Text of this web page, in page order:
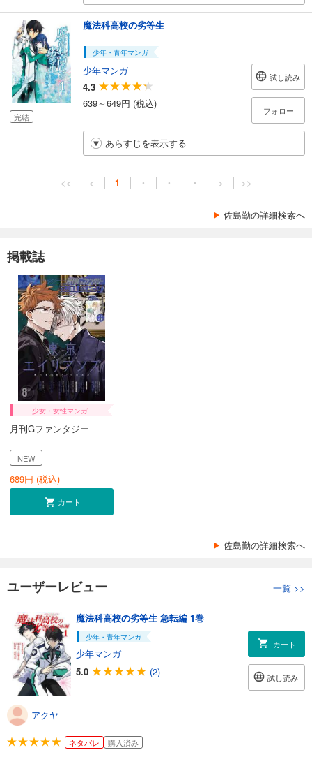
完結
魔法科高校の劣等生
少年・青年マンガ
少年マンガ
4.3
639～649円 (税込)
試し読み
フォロー
あらすじを表示する
<< < 1 ・ ・ ・ > >>
佐島勤の詳細検索へ
掲載誌
少女・女性マンガ
月刊Gファンタジー
NEW
689円 (税込)
カート
佐島勤の詳細検索へ
ユーザーレビュー 一覧 >>
魔法科高校の劣等生 急転編 1巻
少年・青年マンガ
少年マンガ
5.0
(2)
カート
試し読み
アクヤ
ネタバレ 購入済み